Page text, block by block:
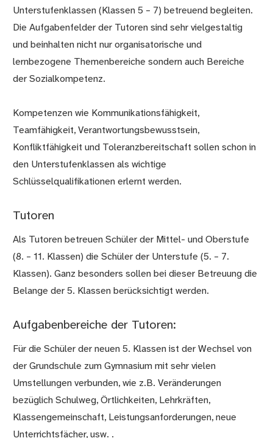
Unterstufenklassen (Klassen 5 – 7) betreuend begleiten.
Die Aufgabenfelder der Tutoren sind sehr vielgestaltig
und beinhalten nicht nur organisatorische und
lernbezogene Themenbereiche sondern auch Bereiche
der Sozialkompetenz.
Kompetenzen wie Kommunikationsfähigkeit,
Teamfähigkeit, Verantwortungsbewusstsein,
Konfliktfähigkeit und Toleranzbereitschaft sollen schon in
den Unterstufenklassen als wichtige
Schlüsselqualifikationen erlernt werden.
Tutoren
Als Tutoren betreuen Schüler der Mittel- und Oberstufe
(8. – 11. Klassen) die Schüler der Unterstufe (5. – 7.
Klassen). Ganz besonders sollen bei dieser Betreuung die
Belange der 5. Klassen berücksichtigt werden.
Aufgabenbereiche der Tutoren:
Für die Schüler der neuen 5. Klassen ist der Wechsel von
der Grundschule zum Gymnasium mit sehr vielen
Umstellungen verbunden, wie z.B. Veränderungen
bezüglich Schulweg, Örtlichkeiten, Lehrkräften,
Klassengemeinschaft, Leistungsanforderungen, neue
Unterrichtsfächer, usw. .